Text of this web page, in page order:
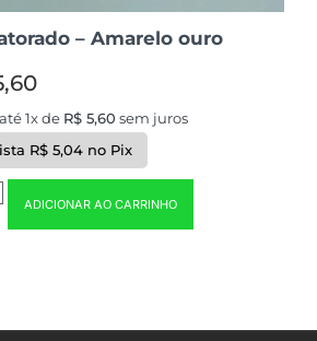
– Amarelo ouro
1x de R$5,60 sem juros
R$ 5,04 no Pix
ADICIONAR AO CARRINHO